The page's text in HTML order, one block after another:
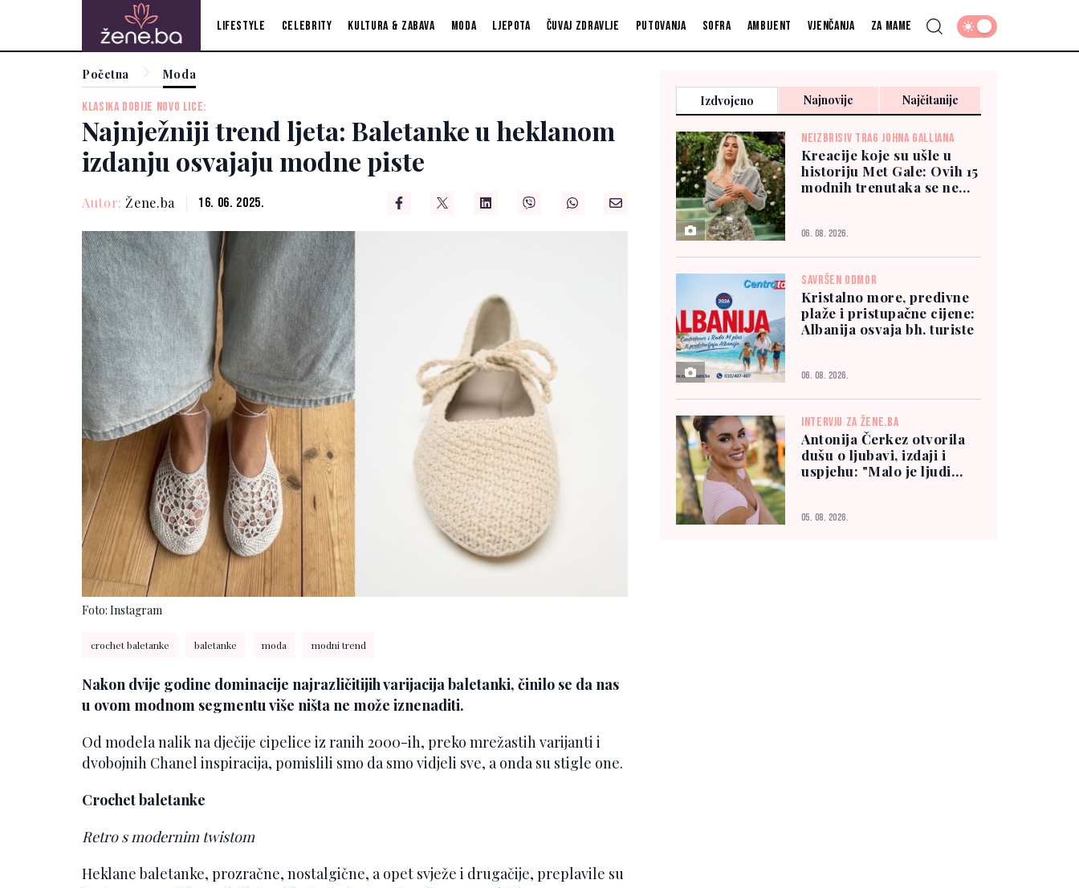
Lifestyle Celebrity Kultura & zabava Moda Ljepota Čuvaj zdravlje Putovanja Sofra Ambijent Vjenčanja Za mame
Početna Moda
KLASIKA DOBIJE NOVO LICE:
Najnježniji trend ljeta: Baletanke u heklanom
izdanju osvajaju modne piste
Autor: Žene.ba 16. 06. 2025.
Foto: Instagram
crochet baletanke baletanke moda modni trend
Nakon dvije godine dominacije najrazličitijih varijacija baletanki, činilo se da nas
u ovom modnom segmentu više ništa ne može iznenaditi.
Od modela nalik na dječije cipelice iz ranih 2000-ih, preko mrežastih varijanti i
dvobojnih Chanel inspiracija, pomislili smo da smo vidjeli sve, a onda su stigle one.
Crochet baletanke
Retro s modernim twistom
Heklane baletanke, prozračne, nostalgične, a opet svježe i drugačije, preplavile su
Izdvojeno Najnovije Najčitanije
NEIZBRISIV TRAG JOHNA GALLIANA
Kreacije koje su ušle u
historiju Met Gale: Ovih 15
modnih trenutaka se ne
06. 08. 2026.
SAVRŠEN ODMOR
Kristalno more, predivne
plaže i pristupačne cijene:
Albanija osvaja bh. turiste
06. 08. 2026.
INTERVJU ZA ŽENE.BA
Antonija Čerkez otvorila
dušu o ljubavi, izdaji i
uspjehu: "Malo je ljudi
05. 08. 2026.